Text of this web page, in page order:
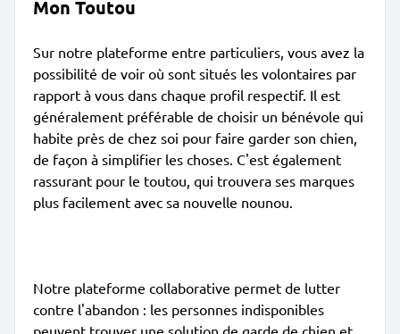
Mon Toutou
Sur notre plateforme entre particuliers, vous avez la
possibilité de voir où sont situés les volontaires par
rapport à vous dans chaque profil respectif. Il est
généralement préférable de choisir un bénévole qui
habite près de chez soi pour faire garder son chien,
de façon à simplifier les choses. C'est également
rassurant pour le toutou, qui trouvera ses marques
plus facilement avec sa nouvelle nounou.
Notre plateforme collaborative permet de lutter
contre l'abandon : les personnes indisponibles
peuvent trouver une solution de garde de chien et